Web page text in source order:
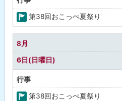
町
の
行
事
第38回おこっぺ夏祭り
8月
6日(日曜日)
行事
第38回おこっぺ夏祭り